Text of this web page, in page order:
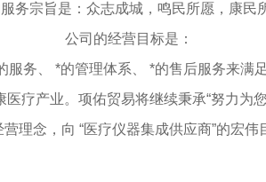
务宗旨是：众志成城，鸣民所愿，康民
公司的经营目标是：
务、 *的管理体系、 *的售后服务来
疗产业。项佑贸易将继续秉承“努力为
营理念，向 “医疗仪器集成供应商”的宏伟